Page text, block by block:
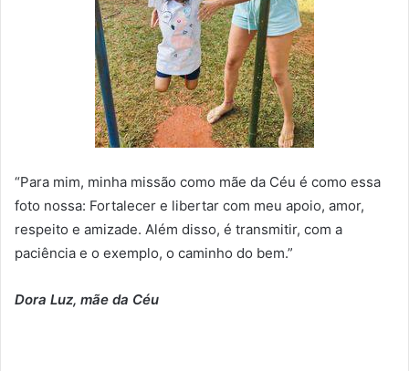
“Para mim, minha missão como mãe da Céu é como essa
foto nossa: Fortalecer e libertar com meu apoio, amor,
respeito e amizade. Além disso, é transmitir, com a
paciência e o exemplo, o caminho do bem.”
Dora Luz, mãe da Céu